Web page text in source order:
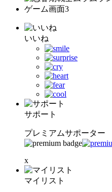
いいね
サポート
プレミアムサポーター
x
マイリスト